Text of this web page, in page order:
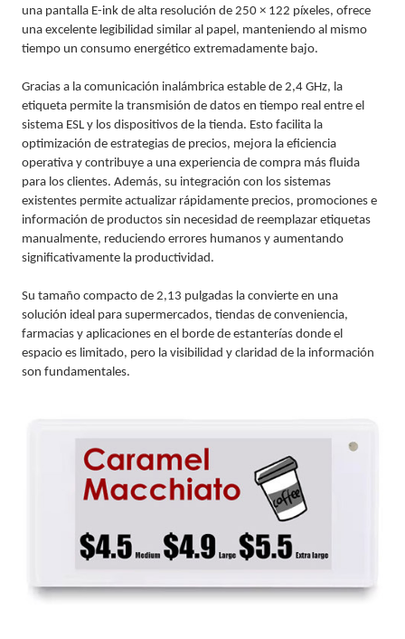
una pantalla E-ink de alta resolución de 250 × 122 píxeles, ofrece
una excelente legibilidad similar al papel, manteniendo al mismo
tiempo un consumo energético extremadamente bajo.
Gracias a la comunicación inalámbrica estable de 2,4 GHz, la
etiqueta permite la transmisión de datos en tiempo real entre el
sistema ESL y los dispositivos de la tienda. Esto facilita la
optimización de estrategias de precios, mejora la eficiencia
operativa y contribuye a una experiencia de compra más fluida
para los clientes. Además, su integración con los sistemas
existentes permite actualizar rápidamente precios, promociones e
información de productos sin necesidad de reemplazar etiquetas
manualmente, reduciendo errores humanos y aumentando
significativamente la productividad.
Su tamaño compacto de 2,13 pulgadas la convierte en una
solución ideal para supermercados, tiendas de conveniencia,
farmacias y aplicaciones en el borde de estanterías donde el
espacio es limitado, pero la visibilidad y claridad de la información
son fundamentales.